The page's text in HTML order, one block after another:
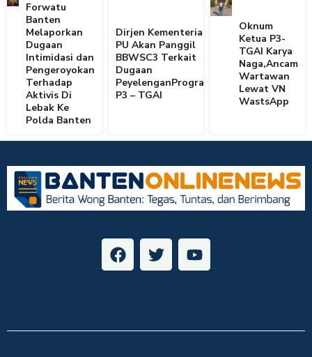
Forwatu
Banten
Melaporkan
Dugaan
Intimidasi dan
Pengeroyokan
Terhadap
Aktivis Di
Lebak Ke
Polda Banten
Dirjen Kementerian
PU Akan Panggil
BBWSC3 Terkait
Dugaan
PeyelenganProgram
P3 – TGAI
Oknum
Ketua P3-
TGAI Karya
Naga,Ancam
Wartawan
Lewat VN
WastsApp